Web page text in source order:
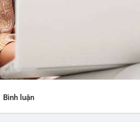
Bình luận